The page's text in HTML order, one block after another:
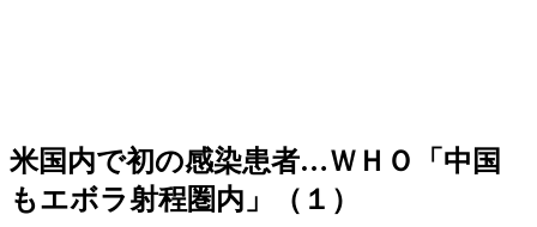
米国内で初の感染患者…ＷＨＯ「中国
もエボラ射程圏内」（１）